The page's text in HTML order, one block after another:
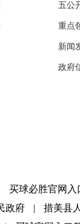
五公
重点
新闻
政府
买球必胜官网入
政府 | 措美县